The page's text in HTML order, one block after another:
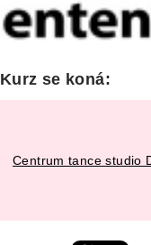
Kurz se koná:
Centrum tance studio